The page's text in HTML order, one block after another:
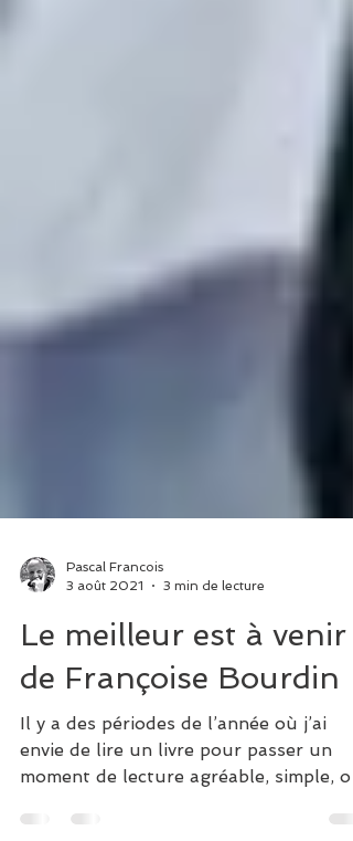
3 août 2021
3 min de lecture
Le meilleur est à venir
de Françoise Bourdin
Il y a des périodes de l’année où j’ai
envie de lire un livre pour passer un
moment de lecture agréable, simple, où